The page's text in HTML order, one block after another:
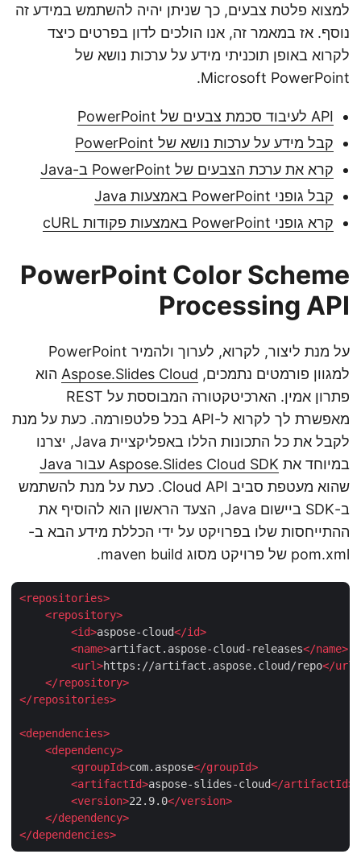
למצוא פלטת צבעים, כך שניתן יהיה להשתמש במידע זה
נוסף. אז במאמר זה, אנו הולכים לדון בפרטים כיצד
לקרוא באופן תוכניתי מידע על ערכות נושא של
Microsoft PowerPoint.
API לעיבוד סכמת צבעים של PowerPoint
קבל מידע על ערכות נושא של PowerPoint
קרא את ערכת הצבעים של PowerPoint ב-Java
קבל גופני PowerPoint באמצעות Java
קרא גופני PowerPoint באמצעות פקודות cURL
PowerPoint Color Scheme
Processing API
על מנת ליצור, לקרוא, לערוך ולהמיר PowerPoint
למגוון פורמטים נתמכים,Aspose.Slides Cloudהוא
פתרון אמין. הארכיטקטורה המבוססת על REST
מאפשרת לך לקרוא ל-API בכל פלטפורמה. כעת על מנת
לקבל את כל התכונות הללו באפליקציית Java, יצרנו
במיוחד אתAspose.Slides Cloud SDK עבור Java
שהוא מעטפת סביב Cloud API. כעת על מנת להשתמש
ב-SDK ביישום Java, הצעד הראשון הוא להוסיף את
ההתייחסות שלו בפרויקט על ידי הכללת מידע הבא ב-
pom.xml של פרויקט מסוג maven build.
<repositories
<repository
<id>aspose-cloud</id
<name>artifact.aspose-cloud-releases</name
<url>https://artifact.aspose.cloud/repo</
</repository
</repositories
<dependencies
<dependency
<groupId>com.aspose</groupId
<artifactId>aspose-slides-cloud</artifactId
<version>22.9.0</version
</dependency
</dependencies